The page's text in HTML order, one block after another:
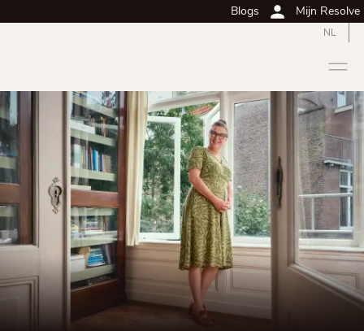
Blogs Mijn Resolve
NL